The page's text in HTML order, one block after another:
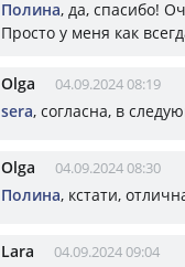
Полина, да, спасибо!
Просто у меня как
Olga 04.09.2024 08:19
sera, согласна, в
Olga 04.09.2024 08:30
Полина, кстати,
Lara 04.09.2024 09:04